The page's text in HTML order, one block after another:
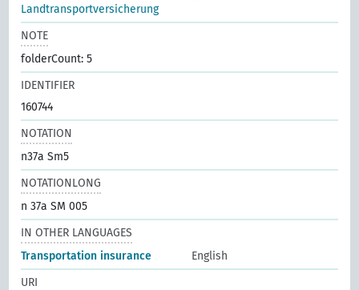
Landtransportversicherung
NOTE
folderCount: 5
IDENTIFIER
160744
NOTATION
n37a Sm5
NOTATIONLONG
n 37a SM 005
IN OTHER LANGUAGES
Transportation insurance
English
URI